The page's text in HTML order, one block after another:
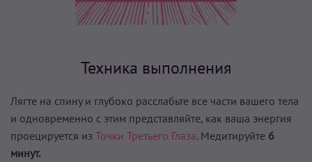
Техника выполнения
Лягте на спину и глубоко расслабьте все части вашего тела
и одновременно с этим представляйте, как ваша энергия
проецируется из Точки Третьего Глаза. Медитируйте 6
минут.